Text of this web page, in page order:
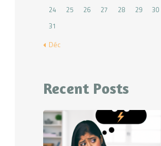
24
25 26 27 28 29
30
31
« Déc
Recent Posts